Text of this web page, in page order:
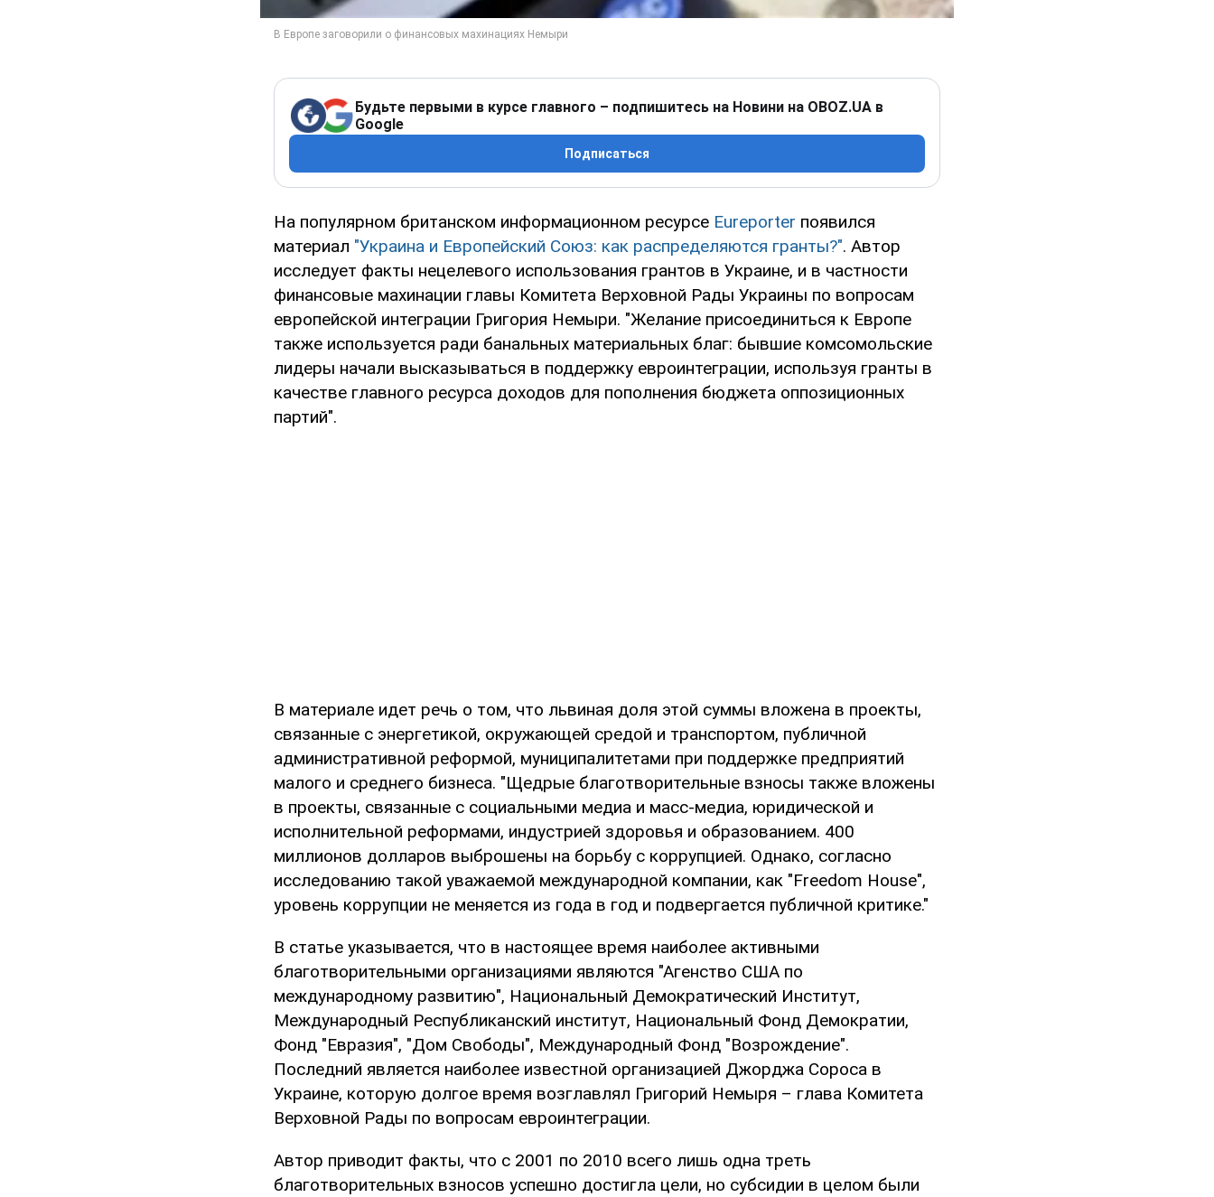
Будьте первыми в курсе главного – подпишитесь на Новини на OBOZ.UA в
Google
Подписаться
На популярном британском информационном ресурсе Eureporter появился
материал "Украина и Европейский Союз: как распределяются гранты?". Автор
исследует факты нецелевого использования грантов в Украине, и в частности
финансовые махинации главы Комитета Верховной Рады Украины по вопросам
европейской интеграции Григория Немыри. "Желание присоединиться к Европе
также используется ради банальных материальных благ: бывшие комсомольские
лидеры начали высказываться в поддержку евроинтеграции, используя гранты в
качестве главного ресурса доходов для пополнения бюджета оппозиционных
партий".
В материале идет речь о том, что львиная доля этой суммы вложена в проекты,
связанные с энергетикой, окружающей средой и транспортом, публичной
административной реформой, муниципалитетами при поддержке предприятий
малого и среднего бизнеса. "Щедрые благотворительные взносы также вложены
в проекты, связанные с социальными медиа и масс-медиа, юридической и
исполнительной реформами, индустрией здоровья и образованием. 400
миллионов долларов выброшены на борьбу с коррупцией. Однако, согласно
исследованию такой уважаемой международной компании, как "Freedom House",
уровень коррупции не меняется из года в год и подвергается публичной критике."
В статье указывается, что в настоящее время наиболее активными
благотворительными организациями являются "Агенство США по
международному развитию", Национальный Демократический Институт,
Международный Республиканский институт, Национальный Фонд Демократии,
Фонд "Евразия", "Дом Свободы", Международный Фонд "Возрождение".
Последний является наиболее известной организацией Джорджа Сороса в
Украине, которую долгое время возглавлял Григорий Немыря – глава Комитета
Верховной Рады по вопросам евроинтеграции.
Автор приводит факты, что с 2001 по 2010 всего лишь одна треть
благотворительных взносов успешно достигла цели, но субсидии в целом были